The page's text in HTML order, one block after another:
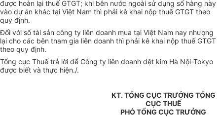
được hoàn lại thuế GTGT; khi bên nước ngoài sử dụng số hàng này
vào dự án khác tại Việt Nam thì phải kê khai nộp thuế GTGT theo
quy định.
Đối với số tài sản công ty liên doanh mua tại Việt Nam nay nhượng
lại cho các bên tham gia liên doanh thì phải kê khai nộp thuế GTGT
theo quy định.
Tổng cục Thuế trả lời để Công ty liên doanh dệt kim Hà Nội-Tokyo
được biết và thực hiện./.
KT. TỔNG CỤC TRƯỞNG TỔNG
CỤC THUẾ
PHÓ TỔNG CỤC TRƯỞNG